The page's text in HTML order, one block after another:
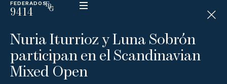
FEDERADOS
9414
ESP
N
D
C
A
P
Nuria Iturrioz y Luna Sobrón
participan en el Scandinavian
Mixed Open